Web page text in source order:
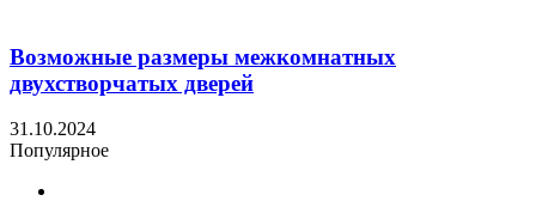
Возможные размеры межкомнатных
двухстворчатых дверей
31.10.2024
Популярное